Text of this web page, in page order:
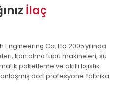
İlaç
Co, Ltd 2005 yılında
kan alma tüpü makineleri, su
paketleme ve akıllı lojistik
dört profesyonel fabrika